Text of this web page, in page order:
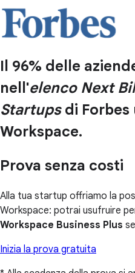
Il 96% delle
nell'elenco Next
Startups di Forbes
Workspace.
Prova senza costi
Alla tua startup offriamo la
Workspace: potrai usufruire
Workspace Business Plus
Inizia la prova gratuita